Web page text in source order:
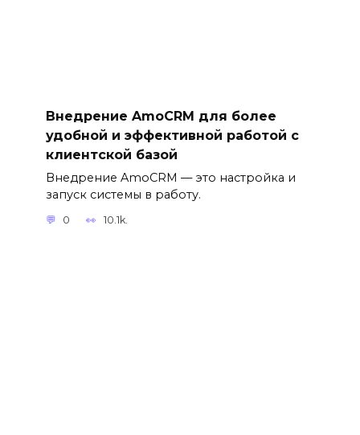
Внедрение AmoCRM для более
удобной и эффективной работой с
клиентской базой
Внедрение AmoCRM — это настройка и
запуск системы в работу.
0 10.1k.